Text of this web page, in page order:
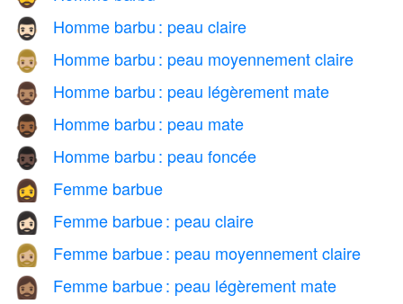
🧔🏻‍♂️ Homme barbu : peau claire
🧔🏼‍♂️ Homme barbu : peau moyennement claire
🧔🏽‍♂️ Homme barbu : peau légèrement mate
🧔🏾‍♂️ Homme barbu : peau mate
🧔🏿‍♂️ Homme barbu : peau foncée
🧔‍♀️ Femme barbue
🧔🏻‍♀️ Femme barbue : peau claire
🧔🏼‍♀️ Femme barbue : peau moyennement claire
🧔🏽‍♀️ Femme barbue : peau légèrement mate